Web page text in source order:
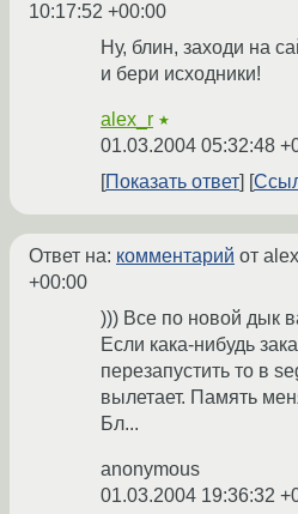
10:17:52 +00:00
Ну, блин, заходи на
и бери исходники!
alex_r ★
01.03.2004 05:32:48
Показать ответ
Ответ на: комментарий от
+00:00
))) Все по новой дык
Если кака-нибудь
перезапустить то в
вылетает. Память
Бл...
anonymous
01.03.2004 19:36:32